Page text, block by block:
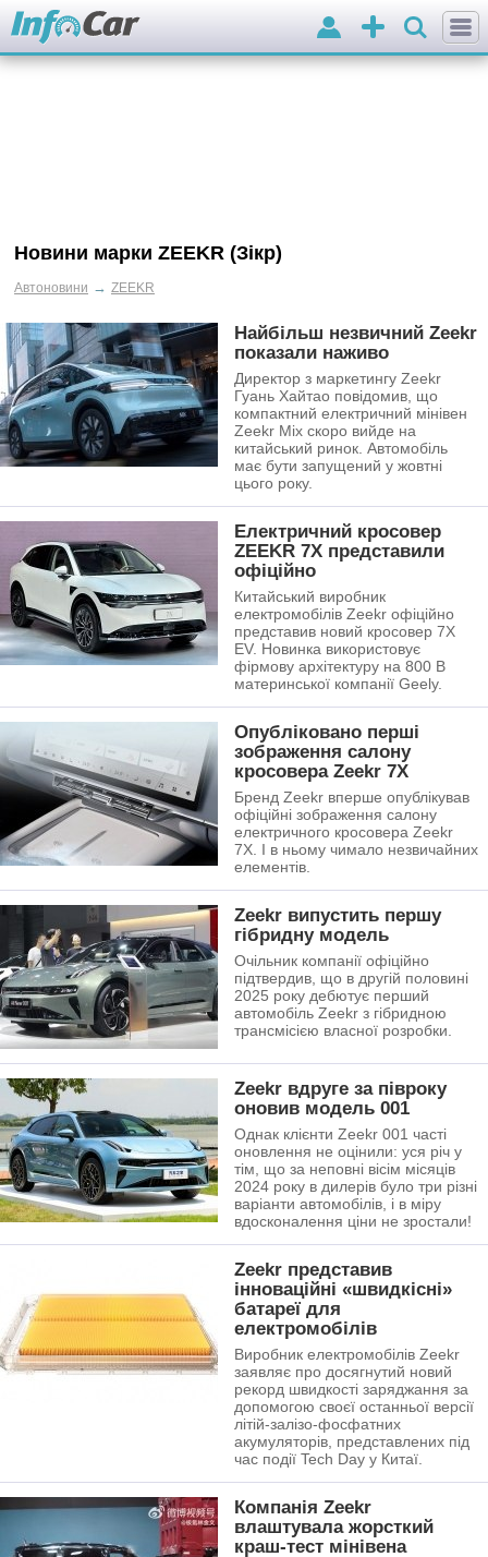
Додати
оголошення
Вхід
Новини марки ZEEKR (Зікр)
Автоновини → ZEEKR
Найбільш незвичний Zeekr
показали наживо
Директор з маркетингу Zeekr
Гуань Хайтао повідомив, що
компактний електричний мінівен
Zeekr Mix скоро вийде на
китайський ринок. Автомобіль
має бути запущений у жовтні
цього року.
Електричний кросовер
ZEEKR 7X представили
офіційно
Китайський виробник
електромобілів Zeekr офіційно
представив новий кросовер 7X
EV. Новинка використовує
фірмову архітектуру на 800 В
материнської компанії Geely.
Опубліковано перші
зображення салону
кросовера Zeekr 7X
Бренд Zeekr вперше опублікував
офіційні зображення салону
електричного кросовера Zeekr
7X. І в ньому чимало незвичайних
елементів.
Zeekr випустить першу
гібридну модель
Очільник компанії офіційно
підтвердив, що в другій половині
2025 року дебютує перший
автомобіль Zeekr з гібридною
трансмісією власної розробки.
Zeekr вдруге за півроку
оновив модель 001
Однак клієнти Zeekr 001 часті
оновлення не оцінили: уся річ у
тім, що за неповні вісім місяців
2024 року в дилерів було три різні
варіанти автомобілів, і в міру
вдосконалення ціни не зростали!
Zeekr представив
інноваційні «швидкісні»
батареї для
електромобілів
Виробник електромобілів Zeekr
заявляє про досягнутий новий
рекорд швидкості заряджання за
допомогою своєї останньої версії
літій-залізо-фосфатних
акумуляторів, представлених під
час події Tech Day у Китаї.
Компанія Zeekr
влаштувала жорсткий
краш-тест мінівена